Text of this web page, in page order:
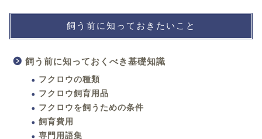
飼う前に知っておきたいこと
飼う前に知っておくべき基礎知識
フクロウの種類
フクロウ飼育用品
フクロウを飼うための条件
飼育費用
専門用語集